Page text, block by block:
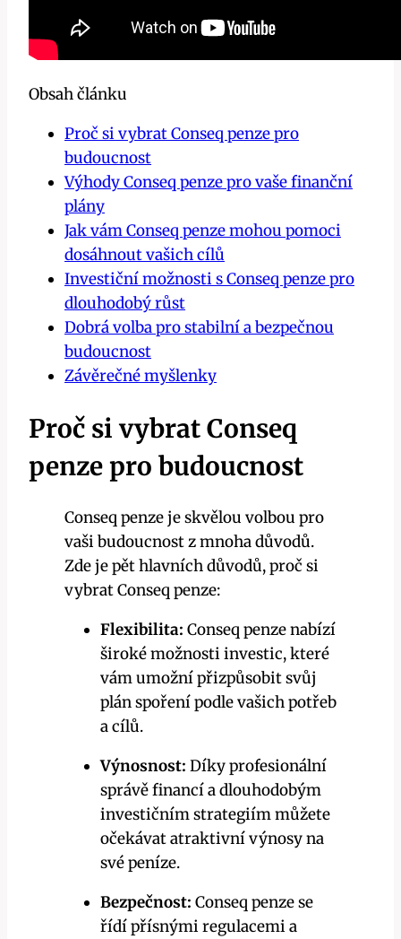
Obsah článku
Proč si vybrat Conseq penze pro
budoucnost
Výhody Conseq penze pro vaše finanční
plány
Jak vám Conseq penze mohou pomoci
dosáhnout vašich cílů
Investiční možnosti s Conseq penze pro
dlouhodobý růst
Dobrá volba pro stabilní a bezpečnou
budoucnost
Závěrečné myšlenky
Proč si vybrat Conseq
penze pro budoucnost
Conseq penze je skvělou volbou pro
vaši budoucnost z mnoha důvodů.
Zde je pět hlavních důvodů, proč si
vybrat Conseq penze:
Flexibilita: Conseq penze nabízí
široké možnosti investic, které
vám umožní přizpůsobit svůj
plán spoření podle vašich potřeb
a cílů.
Výnosnost: Díky profesionální
správě financí a dlouhodobým
investičním strategiím můžete
očekávat atraktivní výnosy na
své peníze.
Bezpečnost: Conseq penze se
řídí přísnými regulacemi a